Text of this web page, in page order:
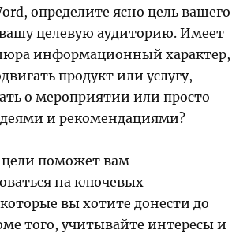
определите ясно цель вашего
целевую аудиторию. Имеет
информационный характер,
продукт или услугу,
о мероприятии или просто
и рекомендациями?
цели поможет вам
на ключевых
вы хотите донести до
того, учитывайте интересы и